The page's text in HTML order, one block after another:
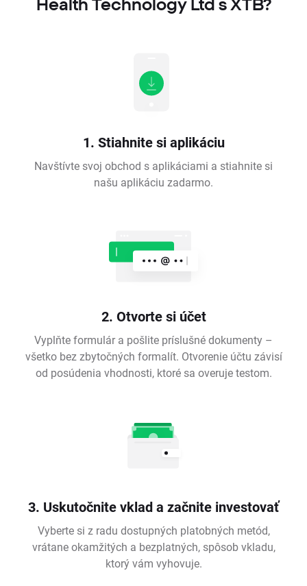
Health Technology Ltd s XTB?
1. Stiahnite si aplikáciu
Navštívte svoj obchod s aplikáciami a stiahnite si
našu aplikáciu zadarmo.
2. Otvorte si účet
Vyplňte formulár a pošlite príslušné dokumenty –
všetko bez zbytočných formalít. Otvorenie účtu závisí
od posúdenia vhodnosti, ktoré sa overuje testom.
3. Uskutočnite vklad a začnite investovať
Vyberte si z radu dostupných platobných metód,
vrátane okamžitých a bezplatných, spôsob vkladu,
ktorý vám vyhovuje.